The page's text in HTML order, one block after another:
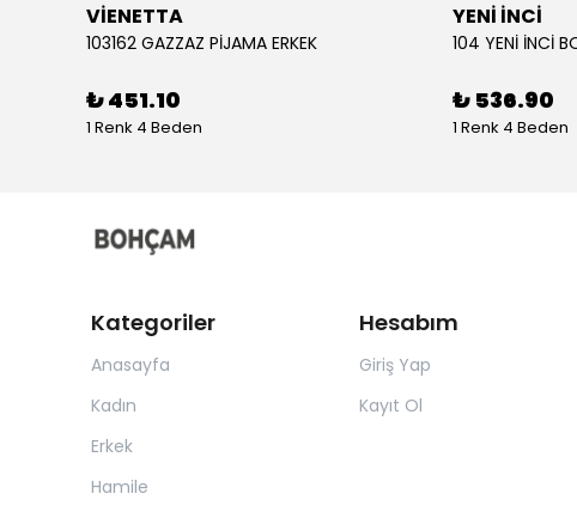
VİENETTA
103162 GAZZAZ PİJAMA ERKEK
₺ 451.10
1 Renk 4 Beden
YENİ İNCİ
₺ 536.90
1 Renk 4 Beden
Kategoriler
Anasayfa
Kadın
Erkek
Hamile
Hesabım
Giriş Yap
Kayıt Ol